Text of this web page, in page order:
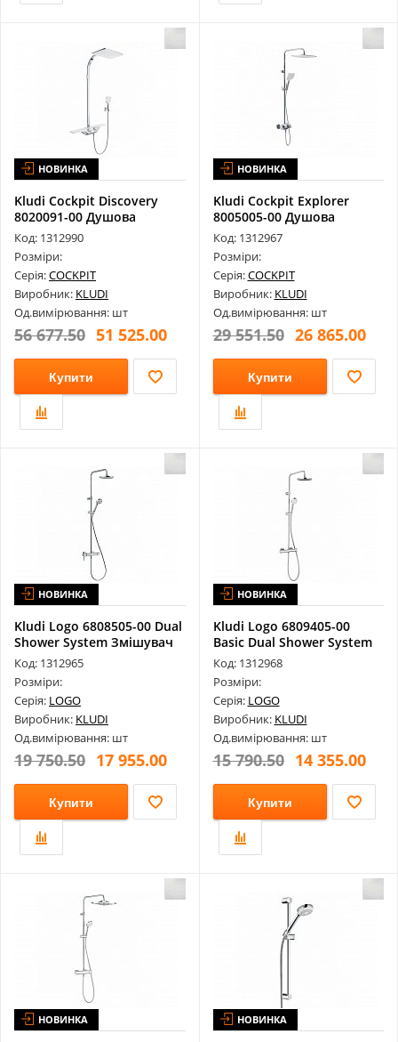
НОВИНКА
Kludi Cockpit Discovery
8020091-00 Душова
Система
Код: 1312990
Розміри:
Серія:COCKPIT
Виробник: KLUDI
Од.вимірювання: шт
56 677.50 51 525.00
Купити
НОВИНКА
Kludi Cockpit Explorer
8005005-00 Душова
Система
Код: 1312967
Розміри:
Серія:COCKPIT
Виробник: KLUDI
Од.вимірювання: шт
29 551.50 26 865.00
Купити
НОВИНКА
Kludi Logo 6808505-00 Dual
Shower System Змішувач
Дл...
Код: 1312965
Розміри:
Серія: LOGO
Виробник: KLUDI
Од.вимірювання: шт
19 750.50 17 955.00
Купити
НОВИНКА
Kludi Logo 6809405-00
Basic Dual Shower System
Код: 1312968
Розміри:
Серія: LOGO
Виробник: KLUDI
Од.вимірювання: шт
15 790.50 14 355.00
Купити
НОВИНКА НОВИНКА